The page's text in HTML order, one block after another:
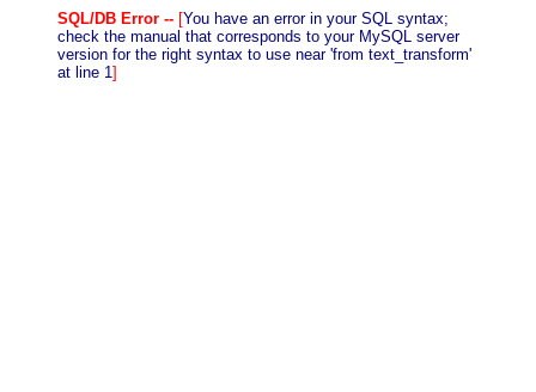
SQL/DB Error -- [You have an error in your SQL syntax;
check the manual that corresponds to your MySQL server
version for the right syntax to use near 'from text_transform'
at line 1]